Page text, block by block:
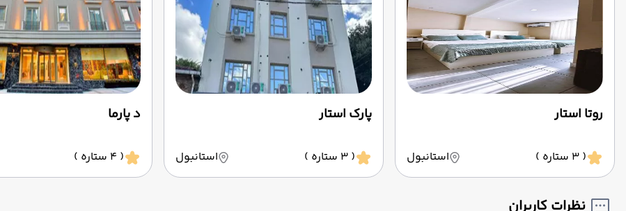
روتا استار
( 3 ستاره ) استانبول
پارک استار
( 3 ستاره ) استانبول
د پارما
( 4 ستاره )
نظرات کاربران